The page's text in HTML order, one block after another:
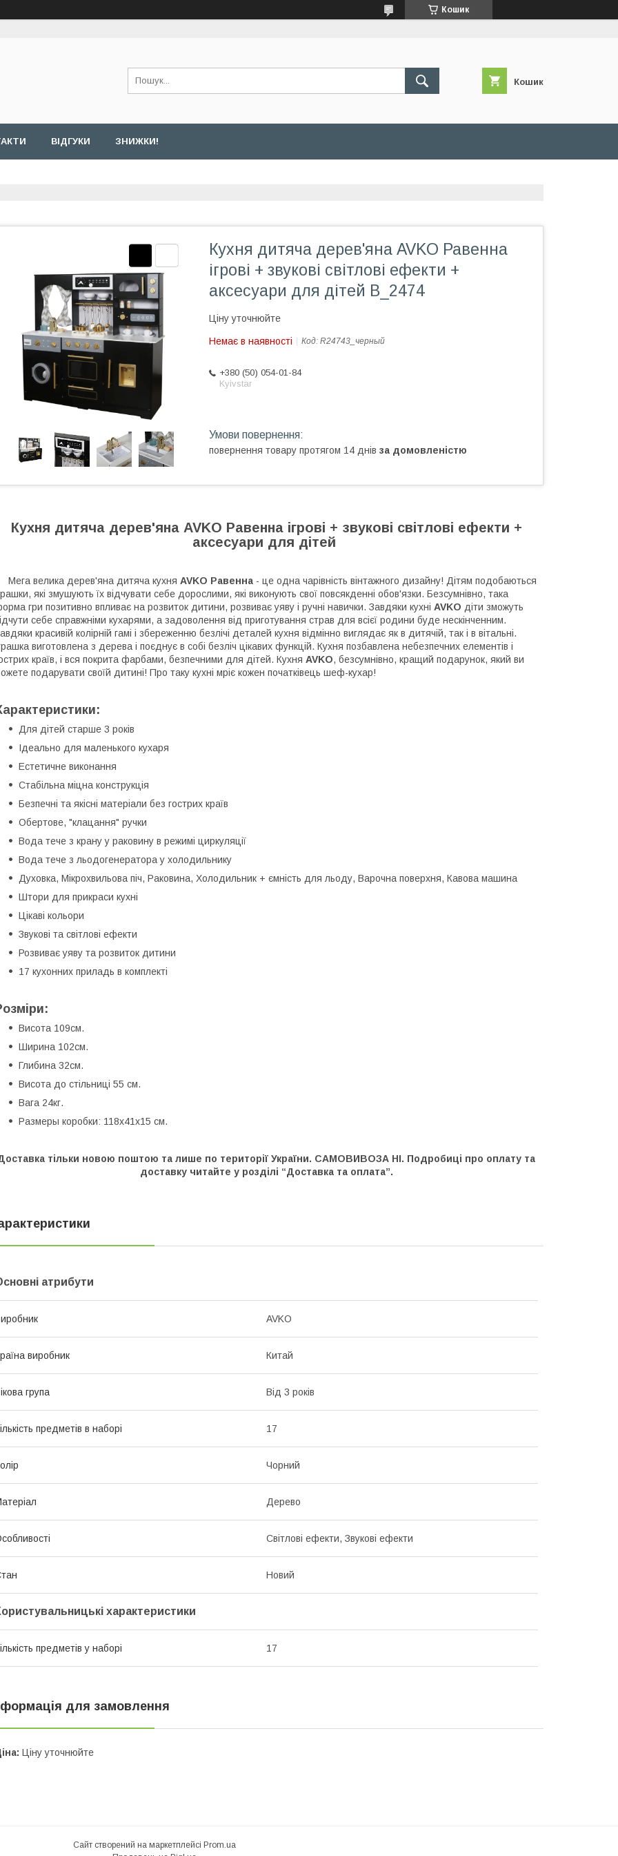
Кошик
Кошик
ВІДГУКИ ЗНИЖКИ!
Кухня дитяча дерев'яна AVKO Равенна
ігрові + звукові світлові ефекти +
аксесуари для дітей B_2474
Ціну уточнюйте
Немає в наявності Код: R24743_черный
+380 (50) 054-01-84
Kyivstar
повернення товару протягом 14 днів за домовленістю
Кухня дитяча дерев'яна AVKO Равенна ігрові + звукові світлові ефекти +
аксесуари для дітей
велика дерев'яна дитяча кухня AVKO Равенна - це одна чарівність вінтажного дизайну! Дітям подобаються
які змушують їх відчувати себе дорослими, які виконують свої повсякденні обов'язки. Безсумнівно, така
гри позитивно впливає на розвиток дитини, розвиває уяву і ручні навички. Завдяки кухні AVKO діти зможуть
себе справжніми кухарями, а задоволення від приготування страв для всієї родини буде нескінченним.
красивій колірній гамі і збереженню безлічі деталей кухня відмінно виглядає як в дитячій, так і в вітальні.
виготовлена з дерева і поєднує в собі безліч цікавих функцій. Кухня позбавлена небезпечних елементів і
країв, і вся покрита фарбами, безпечними для дітей. Кухня AVKO, безсумнівно, кращий подарунок, який ви
подарувати своїй дитині! Про таку кухні мріє кожен початківець шеф-кухар!
Для дітей старше 3 років
Ідеально для маленького кухаря
Естетичне виконання
Стабільна міцна конструкція
Безпечні та якісні матеріали без гострих країв
Обертове, "клацання" ручки
Вода тече з крану у раковину в режимі циркуляції
Вода тече з льодогенератора у холодильнику
Духовка, Мікрохвильова піч, Раковина, Холодильник + ємність для льоду, Варочна поверхня, Кавова машина
Штори для прикраси кухні
Цікаві кольори
Звукові та світлові ефекти
Розвиває уяву та розвиток дитини
17 кухонних приладь в комплекті
Висота 109см.
Ширина 102см.
Глибина 32см.
Висота до стільниці 55 см.
Вага 24кг.
Размеры коробки: 118х41х15 см.
тільки новою поштою та лише по території України. САМОВИВОЗА НІ. Подробиці про оплату та
доставку читайте у розділі “Доставка та оплата”.
атрибути
AVKO
виробник Китай
група Від 3 років
предметів в наборі 17
Чорний
Дерево
Світлові ефекти, Звукові ефекти
Новий
характеристики
предметів у наборі 17
для замовлення
Ціну уточнюйте
Сайт створений на маркетплейсі Prom.ua